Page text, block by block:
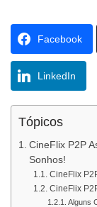
Facebook
LinkedIn
Tópicos
CineFlix P2P
Sonhos!
CineFlix
CineFlix
Alguns